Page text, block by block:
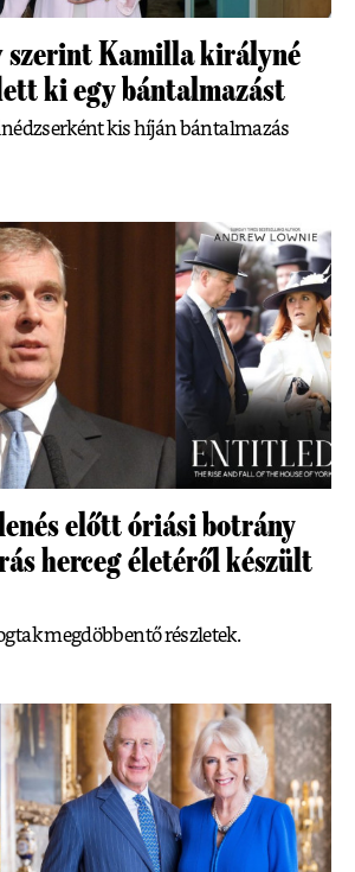
szerint Kamilla királyné
ki egy bántalmazást
kis híján bántalmazás
előtt óriási botrány
herceg életéről készült
megdöbbentő részletek.